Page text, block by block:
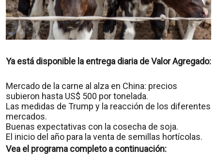
Ya está disponible la entrega diaria de Valor Agregado:
Mercado de la carne al alza en China: precios
subieron hasta US$ 500 por tonelada.
Las medidas de Trump y la reacción de los diferentes
mercados.
Buenas expectativas con la cosecha de soja.
El inicio del año para la venta de semillas hortícolas.
Vea el programa completo a continuación: